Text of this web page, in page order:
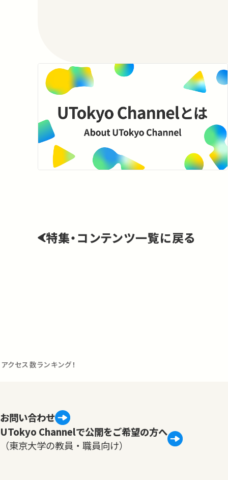
特集・コンテンツ一覧に戻る
クセス数ランキング！
お問い合わせ
UTokyo Channelで公開をご希望の方へ
（東京大学の教員・職員向け）